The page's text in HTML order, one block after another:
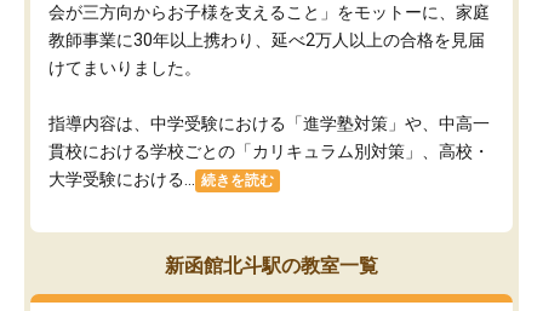
会が三方向からお子様を支えること」をモットーに、家庭
教師事業に30年以上携わり、延べ2万人以上の合格を見届
けてまいりました。
指導内容は、中学受験における「進学塾対策」や、中高一
貫校における学校ごとの「カリキュラム別対策」、高校・
大学受験における...
続きを読む
新函館北斗駅の教室一覧